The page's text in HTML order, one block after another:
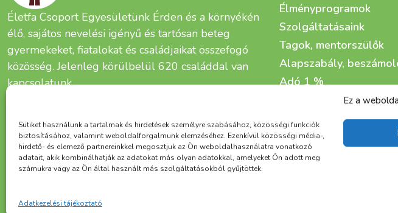
Ez a
Sütiket használunk a tartalmak és hirdetések személyre szabásához, közösségi funkciók
biztosításához, valamint weboldalforgalmunk elemzéséhez. Ezenkívül közösségi média-,
hirdető- és elemező partnereinkkel megosztjuk az Ön weboldalhasználatra vonatkozó
adatait, akik kombinálhatják az adatokat más olyan adatokkal, amelyeket Ön adott meg
számukra vagy az Ön által használt más szolgáltatásokból gyűjtöttek.
Adatkezelési tájékoztató
Életfa Csoport Egyesületünk Érden és a környékén
élő, sajátos nevelési igényű és tartósan beteg
gyermekeket, fiatalokat és családjaikat összefogó
közösség. Jelenleg körülbelül 620 családdal van
kapcsolatunk.
Élményprogramok
Szolgáltatásaink
Tagok, mentorszülők
Alapszabály,
Adó 1 %
Adománygyűjtő
Életfa Fejlesztő és